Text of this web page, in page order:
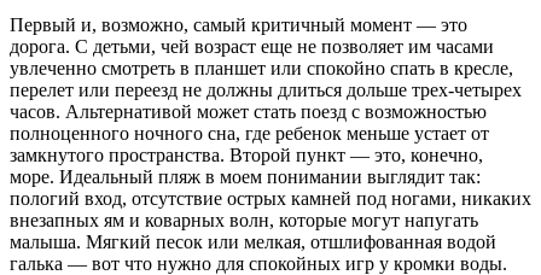
Первый и, возможно, самый критичный момент — это
дорога. С детьми, чей возраст еще не позволяет им часами
увлеченно смотреть в планшет или спокойно спать в кресле,
перелет или переезд не должны длиться дольше трех-четырех
часов. Альтернативой может стать поезд с возможностью
полноценного ночного сна, где ребенок меньше устает от
замкнутого пространства. Второй пункт — это, конечно,
море. Идеальный пляж в моем понимании выглядит так:
пологий вход, отсутствие острых камней под ногами, никаких
внезапных ям и коварных волн, которые могут напугать
малыша. Мягкий песок или мелкая, отшлифованная водой
галька — вот что нужно для спокойных игр у кромки воды.